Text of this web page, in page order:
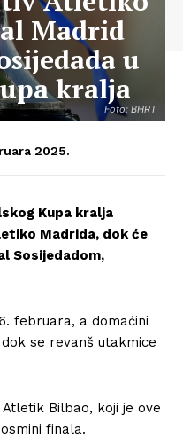
Foto: BHRT
Madrid
u
kralja
2025.
Kupa kralja
Madrida, dok će
Sosijedadom,
februara, a domaćini
se revanš utakmice
Bilbao, koji je ove
finala.